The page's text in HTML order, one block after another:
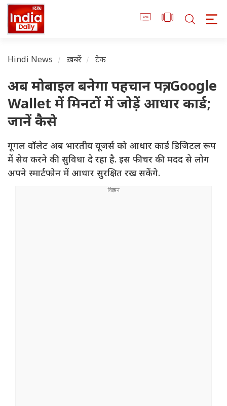
Hindi News ख़बरें टेक
अब मोबाइल बनेगा पहचान पत्र, Google
Wallet में मिनटों में जोड़ें आधार कार्ड;
जानें कैसे
गूगल वॉलेट अब भारतीय यूजर्स को आधार कार्ड डिजिटल रूप
में सेव करने की सुविधा दे रहा है. इस फीचर की मदद से लोग
अपने स्मार्टफोन में आधार सुरक्षित रख सकेंगे.